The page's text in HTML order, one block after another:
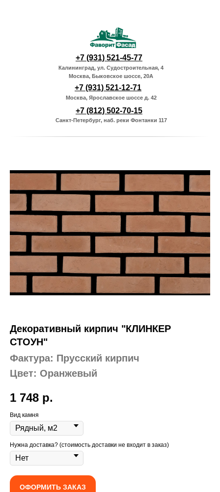
Санкт-Петербург, наб. реки Фонтанки 117
+7 (812) 502-70-15
Калининград, ул. Судостроительная, 4
Москва, Быковское шоссе, 20А
Москва, Ярославское шоссе д. 42
+7 (931) 521-12-71
+7 (931) 521-45-77
Декоративный кирпич "КЛИНКЕР
СТОУН"
Фактура: Прусский кирпич
Цвет: Оранжевый
1 748 р.
Вид камня
Нужна доставка? (стоимость доставки не входит в заказ)
ОФОРМИТЬ ЗАКАЗ